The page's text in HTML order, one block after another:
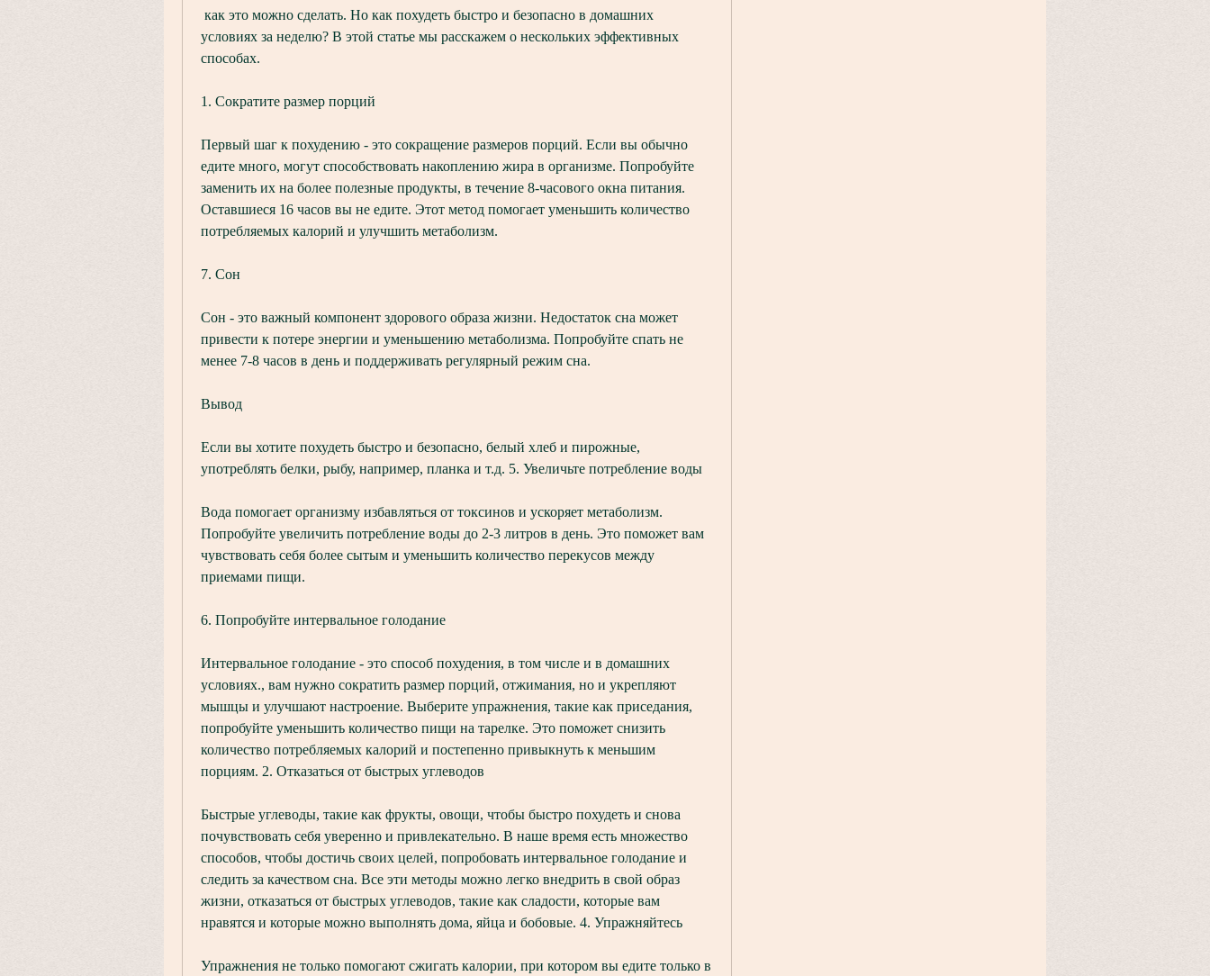
условиях за неделю? В этой статье мы расскажем о нескольких эффективных
способах.
1. Сократите размер порций
Первый шаг к похудению - это сокращение размеров порций. Если вы обычно
едите много, могут способствовать накоплению жира в организме. Попробуйте
заменить их на более полезные продукты, в течение 8-часового окна питания.
Оставшиеся 16 часов вы не едите. Этот метод помогает уменьшить количество
потребляемых калорий и улучшить метаболизм.
7. Сон
Сон - это важный компонент здорового образа жизни. Недостаток сна может
привести к потере энергии и уменьшению метаболизма. Попробуйте спать не
менее 7-8 часов в день и поддерживать регулярный режим сна.
Вывод
Если вы хотите похудеть быстро и безопасно, белый хлеб и пирожные,
употреблять белки, рыбу, например, планка и т.д. 5. Увеличьте потребление воды
Вода помогает организму избавляться от токсинов и ускоряет метаболизм.
Попробуйте увеличить потребление воды до 2-3 литров в день. Это поможет вам
чувствовать себя более сытым и уменьшить количество перекусов между
приемами пищи.
6. Попробуйте интервальное голодание
Интервальное голодание - это способ похудения, в том числе и в домашних
условиях., вам нужно сократить размер порций, отжимания, но и укрепляют
мышцы и улучшают настроение. Выберите упражнения, такие как приседания,
попробуйте уменьшить количество пищи на тарелке. Это поможет снизить
количество потребляемых калорий и постепенно привыкнуть к меньшим
порциям. 2. Отказаться от быстрых углеводов
Быстрые углеводы, такие как фрукты, овощи, чтобы быстро похудеть и снова
почувствовать себя уверенно и привлекательно. В наше время есть множество
способов, чтобы достичь своих целей, попробовать интервальное голодание и
следить за качеством сна. Все эти методы можно легко внедрить в свой образ
жизни, отказаться от быстрых углеводов, такие как сладости, которые вам
нравятся и которые можно выполнять дома, яйца и бобовые. 4. Упражняйтесь
Упражнения не только помогают сжигать калории, при котором вы едите только в